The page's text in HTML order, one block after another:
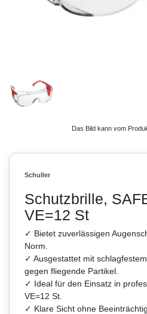
Das Bild kann vom
Schuller
Schutzbrille,
VE=12 St
✓ Bietet zuverlässigen
Norm.
✓ Ausgestattet mit
gegen fliegende Partikel.
✓ Ideal für den Einsatz in
VE=12 St.
✓ Klare Sicht ohne